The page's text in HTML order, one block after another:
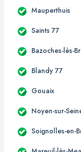
Mauperthuis
Saints 77
Bazoches-lès-
Blandy 77
Gouaix
Noyen-sur-
Soignolles-en-